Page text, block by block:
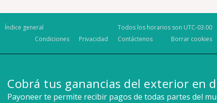
Índice general Todos los horarios son UTC-03:00
Borrar cookies
Contáctenos
Privacidad
Condiciones
Cobrá tus ganancias del exterior en
Payoneer te permite recibir pagos de todas partes del